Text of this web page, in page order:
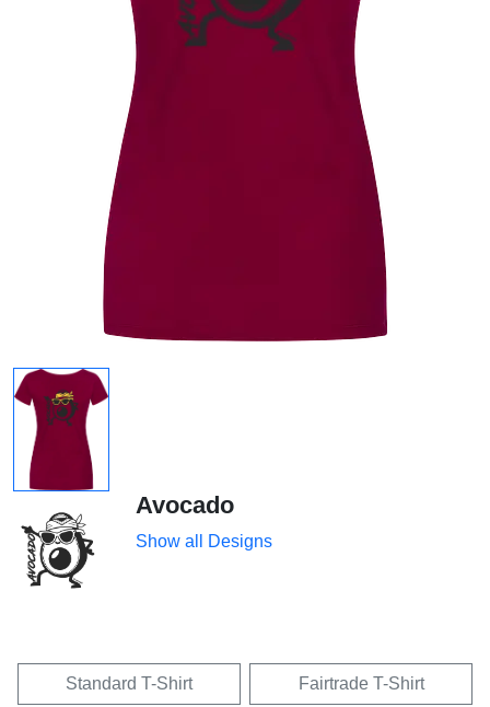
Avocado
Show all Designs
Standard T-Shirt Fairtrade T-Shirt